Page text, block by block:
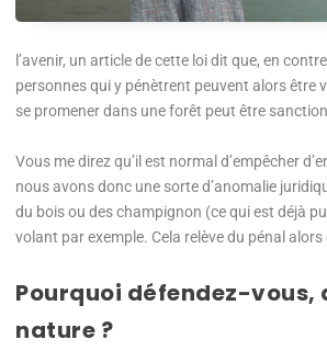
l’avenir, un article de cette loi dit que, en
personnes qui y pénètrent peuvent alors être
se promener dans une forêt peut être
Vous me direz qu’il est normal d’empêcher
nous avons donc une sorte d’anomalie
du bois ou des champignon (ce qui est déjà
volant par exemple. Cela relève du pénal
Pourquoi défendez-vous,
nature ?